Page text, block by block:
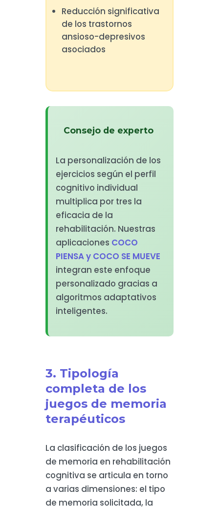
Reducción significativa
de los trastornos
ansioso-depresivos
asociados
Consejo de experto
La personalización de los
ejercicios según el perfil
cognitivo individual
multiplica por tres la
eficacia de la
rehabilitación. Nuestras
aplicaciones COCO
PIENSA y COCO SE MUEVE
integran este enfoque
personalizado gracias a
algoritmos adaptativos
inteligentes.
3. Tipología
completa de los
juegos de memoria
terapéuticos
La clasificación de los juegos
de memoria en rehabilitación
cognitiva se articula en torno
a varias dimensiones: el tipo
de memoria solicitada, la